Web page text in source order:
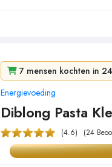
7 mensen kochten in
102 mensen bekeken
Energievoeding
Diblong Pasta
(4.6)
(24